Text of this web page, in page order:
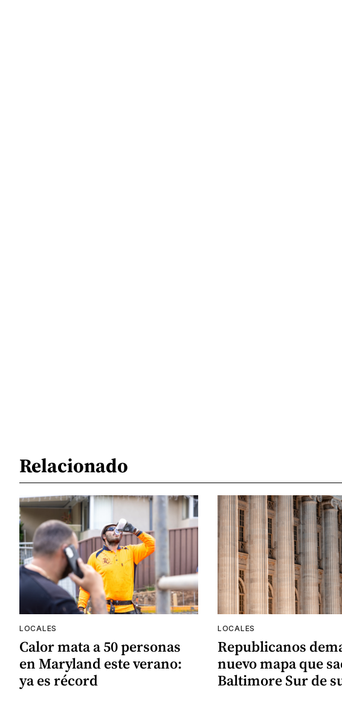
Relacionado
LOCALES
Calor mata a 50 personas
en Maryland este verano:
ya es récord
LOCALES
Republicanos
nuevo mapa que
Baltimore Sur de